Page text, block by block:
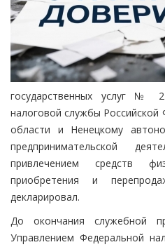
государственных услуг №
налоговой службы Российской
области и Ненецкому
предпринимательской
привлечением средств
приобретения и
декларировал.
До окончания служебной
Управлением Федеральной